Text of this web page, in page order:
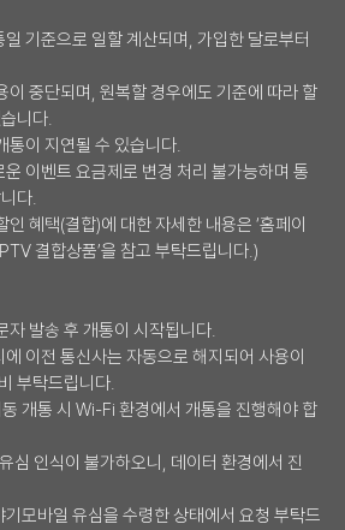
일 기준으로 일할 계산되며, 가입한 달로부터
이 중단되며, 원복할 경우에도 기준에 따라 할
니다.
통이 지연될 수 있습니다.
운 이벤트 요금제로 변경 처리 불가능하며 통
다.
인 혜택(결합)에 대한 자세한 내용은 ‘홈페이
결합상품’을 참고 부탁드립니다.)
자 발송 후 개통이 시작됩니다.
이전 통신사는 자동으로 해지되어 사용이
부탁드립니다.
개통 시 Wi-Fi 환경에서 개통을 진행해야 합
심 인식이 불가하오니, 데이터 환경에서 진
기모바일 유심을 수령한 상태에서 요청 부탁드